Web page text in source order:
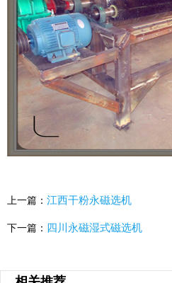
上一篇： 江西干粉永磁选机
下一篇： 四川永磁湿式磁选机